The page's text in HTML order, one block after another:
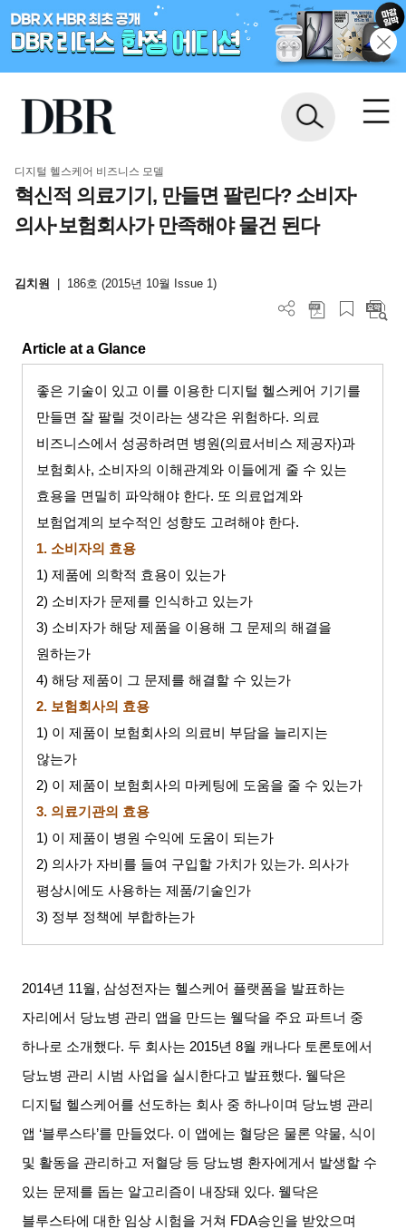
디지털 헬스케어 비즈니스 모델
혁신적 의료기기, 만들면 팔린다? 소비자·
의사·보험회사가 만족해야 물건 된다
김치원 186호 (2015년 10월 Issue 1)
Article at a Glance
좋은 기술이 있고 이를 이용한 디지털 헬스케어 기기를
만들면 잘 팔릴 것이라는 생각은 위험하다. 의료
비즈니스에서 성공하려면 병원 (의료서비스 제공자)과
보험회사, 소비자의 이해관계와 이들에게 줄 수 있는
효용을 면밀히 파악해야 한다. 또 의료업계와
보험업계의 보수적인 성향도 고려해야 한다.
1. 소비자의 효용
1)제품에 의학적 효용이 있는가
2) 소비자가 문제를 인식하고 있는가
3) 소비자가 해당 제품을 이용해 그 문제의 해결을
원하는가
4)해당 제품이 그 문제를 해결할 수 있는가
2. 보험회사의 효용
1) 이 제품이 보험회사의 의료비 부담을 늘리지는
않는가
2) 이 제품이 보험회사의 마케팅에 도움을 줄 수 있는가
3. 의료기관의 효용
1) 이 제품이 병원 수익에 도움이 되는가
2) 의사가 자비를 들여 구입할 가치가 있는가. 의사가
평상시에도 사용하는 제품/기술인가
3) 정부 정책에 부합하는가
2014년 11월,삼성전자는 헬스케어 플랫폼을 발표하는
자리에서 당뇨병 관리 앱을 만드는 웰닥을 주요 파트너 중
하나로 소개했다. 두 회사는 2015년 8월 캐나다 토론토에서
당뇨병 관리 시범 사업을 실시한다고 발표했다. 웰닥은
디지털 헬스케어를 선도하는 회사 중 하나이며 당뇨병 관리
앱 ‘블루스타’를 만들었다. 이 앱에는 혈당은 물론 약물, 식이
및 활동을 관리하고 저혈당 등 당뇨병 환자에게서 발생할 수
있는 문제를 돕는 알고리즘이 내장돼 있다. 웰닥은
블루스타에 대한 임상 시험을 거쳐 FDA승인을 받았으며